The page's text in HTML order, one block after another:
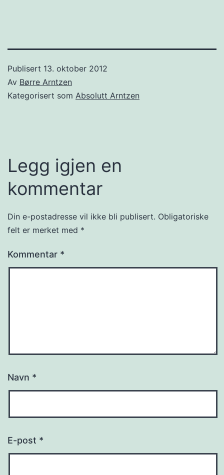
Publisert 13. oktober 2012
Av Børre Arntzen
Kategorisert som Absolutt Arntzen
Legg igjen en
kommentar
Din e-postadresse vil ikke bli publisert. Obligatoriske
felt er merket med *
Kommentar *
Navn *
E-post *